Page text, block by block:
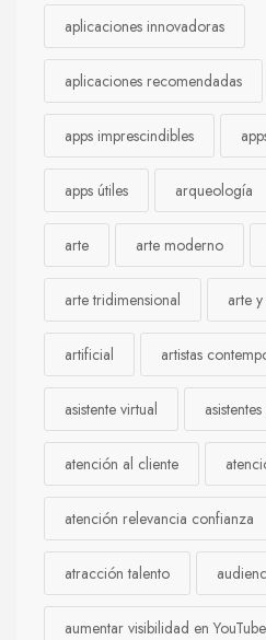
aplicaciones innovadoras
aplicaciones recomendadas
apps imprescindibles
apps útiles arqueología
arte arte moderno
arte tridimensional arte
artificial artistas
asistente virtual
atención al cliente
atención relevancia confianza
atracción talento
aumentar visibilidad en YouTube